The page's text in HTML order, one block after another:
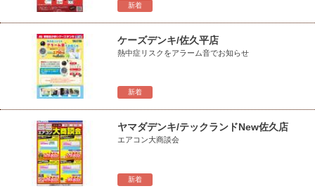
新着
新着
ケーズデンキ/佐久平店
熱中症リスクをアラーム音でお知らせ
新着
ヤマダデンキ/テックランドNew佐久店
エアコン大商談会